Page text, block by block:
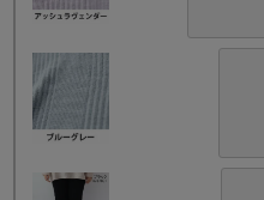
すべてのデザインの